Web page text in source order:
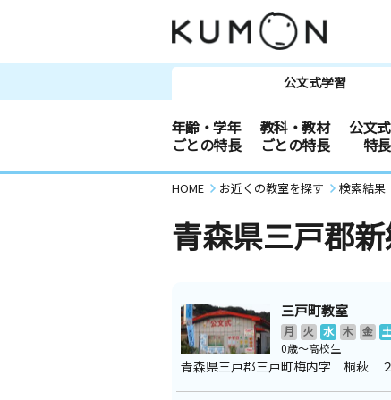
公文式学習
年齢・学年
ごとの特長
教科・教材
ごとの特長
公文
特長
HOME お近くの教室を探す 検索結果
青森県三戸郡
三戸町教室
月 火 水 木 金 土
0歳～高校生
青森県三戸郡三戸町梅内字 桐萩